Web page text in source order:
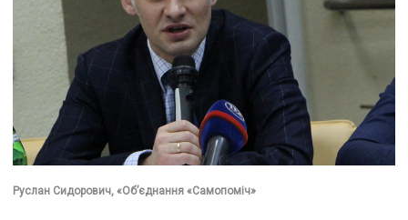
Руслан Сидорович, «Об’єднання «Самопоміч»